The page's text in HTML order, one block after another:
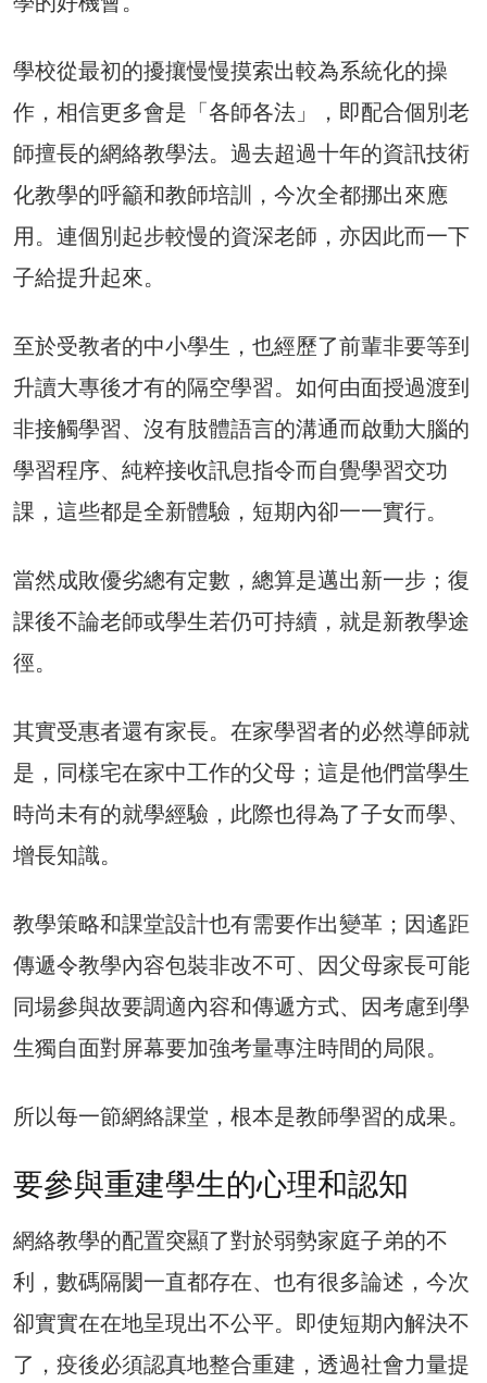
學校從最初的擾攘慢慢摸索出較為系統化的操
作，相信更多會是「各師各法」，即配合個別老
師擅長的網絡教學法。過去超過十年的資訊技術
化教學的呼籲和教師培訓，今次全都挪出來應
用。連個別起步較慢的資深老師，亦因此而一下
子給提升起來。
至於受教者的中小學生，也經歷了前輩非要等到
升讀大專後才有的隔空學習。如何由面授過渡到
非接觸學習、沒有肢體語言的溝通而啟動大腦的
學習程序、純粹接收訊息指令而自覺學習交功
課，這些都是全新體驗，短期內卻一一實行。
當然成敗優劣總有定數，總算是邁出新一步；復
課後不論老師或學生若仍可持續，就是新教學途
徑。
其實受惠者還有家長。在家學習者的必然導師就
是，同樣宅在家中工作的父母；這是他們當學生
時尚未有的就學經驗，此際也得為了子女而學、
增長知識。
教學策略和課堂設計也有需要作出變革；因遙距
傳遞令教學內容包裝非改不可、因父母家長可能
同場參與故要調適內容和傳遞方式、因考慮到學
生獨自面對屏幕要加強考量專注時間的局限。
所以每一節網絡課堂，根本是教師學習的成果。
要參與重建學生的心理和認知
網絡教學的配置突顯了對於弱勢家庭子弟的不
利，數碼隔閡一直都存在、也有很多論述，今次
卻實實在在地呈現出不公平。即使短期內解決不
了，疫後必須認真地整合重建，透過社會力量提